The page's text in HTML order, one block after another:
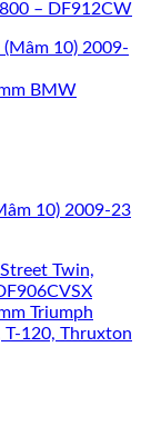
– DF912CW
10) 2009-23